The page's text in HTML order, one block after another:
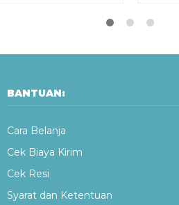
BANTUAN:
Cara Belanja
Cek Biaya Kirim
Cek Resi
Syarat dan Ketentuan